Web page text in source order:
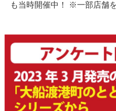
も当時開催中！ ※一部店舗